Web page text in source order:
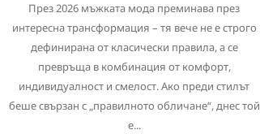
През 2026 мъжката мода преминава през
интересна трансформация – тя вече не е строго
дефинирана от класически правила, а се
превръща в комбинация от комфорт,
индивидуалност и смелост. Ако преди стилът
беше свързан с „правилното обличане“, днес той
е...